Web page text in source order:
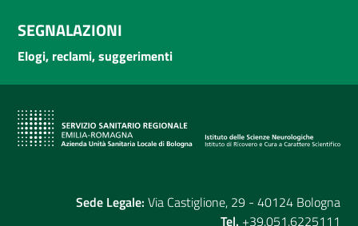
SEGNALAZIONI
Elogi, reclami, suggerimenti
Sede Legale: Via Castiglione, 29 - 40124 Bologna
Tel. +39.051.6225111